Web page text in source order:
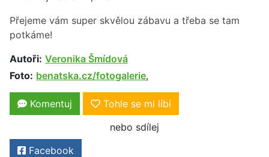
Přejeme vám super skvělou zábavu a třeba se tam
potkáme!
Autoři: Veronika Šmídová
Foto: benatska.cz/fotogalerie,
Komentuj
Tohle se mi líbí
nebo sdílej
Facebook